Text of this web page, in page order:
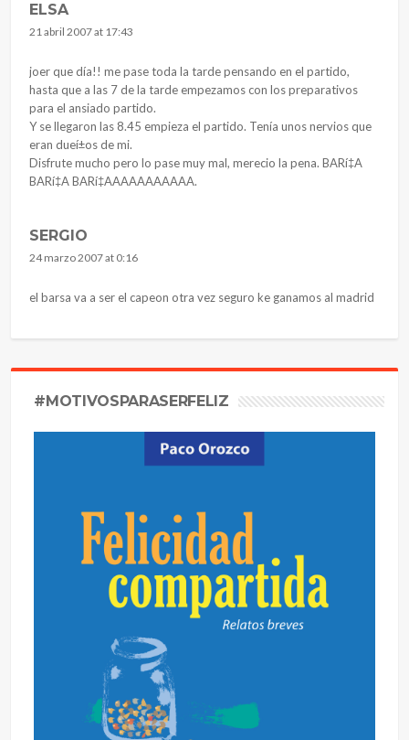
ELSA
21 abril 2007 at 17:43
joer que dí­a!! me pase toda la tarde pensando en el partido,
hasta que a las 7 de la tarde empezamos con los preparativos
para el ansiado partido.
Y se llegaron las 8.45 empieza el partido. Tení­a unos nervios que
eran dueí±os de mi.
Disfrute mucho pero lo pase muy mal, merecio la pena. BARí‡A
BARí‡A BARí‡AAAAAAAAAAA.
SERGIO
24 marzo 2007 at 0:16
el barsa va a ser el capeon otra vez seguro ke ganamos al madrid
#MOTIVOSPARASERFELIZ